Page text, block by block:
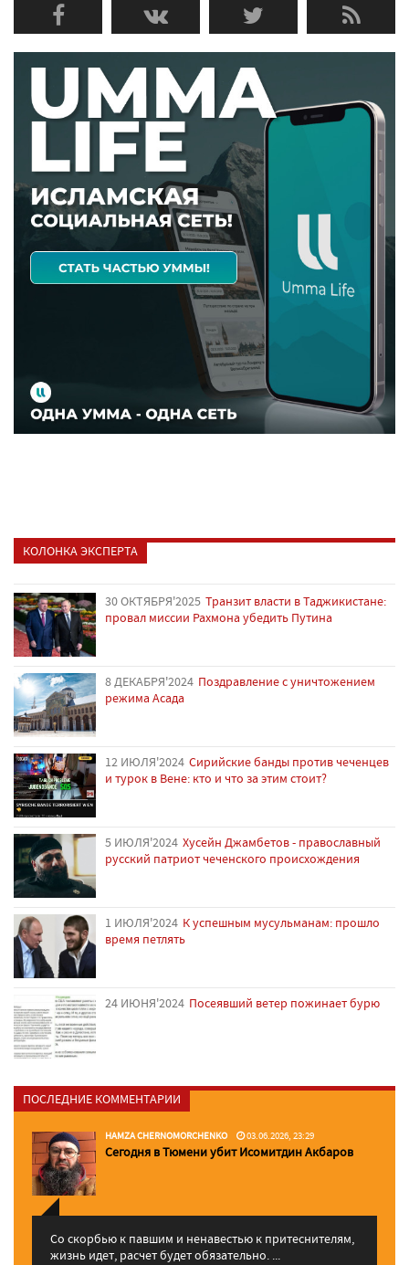
КОЛОНКА ЭКСПЕРТА
30 ОКТЯБРЯ'2025 Транзит власти в Таджикистане:
провал миссии Рахмона убедить Путина
8 ДЕКАБРЯ'2024 Поздравление с уничтожением
режима Асада
12 ИЮЛЯ'2024 Сирийские банды против чеченцев
и турок в Вене: кто и что за этим стоит?
5 ИЮЛЯ'2024 Хусейн Джамбетов - православный
русский патриот чеченского происхождения
1 ИЮЛЯ'2024 К успешным мусульманам: прошло
время петлять
24 ИЮНЯ'2024 Посеявший ветер пожинает бурю
ПОСЛЕДНИЕ КОММЕНТАРИИ
HAMZA CHERNOMORCHENKO 03.06.2026, 23:29
Сегодня в Тюмени убит Исомитдин Акбаров
Со скорбью к павшим и ненавестью к притеснителям,
жизнь идет, расчет будет обязательно. ...